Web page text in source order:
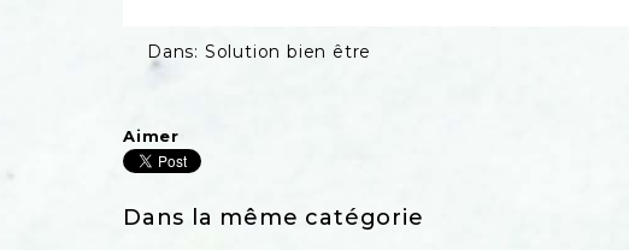
Dans: Solution bien être
Aimer
Dans la même catégorie